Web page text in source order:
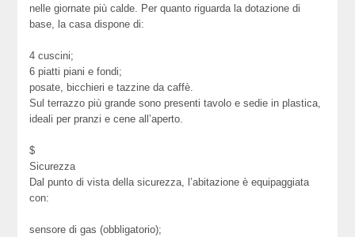
nelle giornate più calde. Per quanto riguarda la dotazione di
base, la casa dispone di:
4 cuscini;
6 piatti piani e fondi;
posate, bicchieri e tazzine da caffè.
Sul terrazzo più grande sono presenti tavolo e sedie in plastica,
ideali per pranzi e cene all’aperto.
$
Sicurezza
Dal punto di vista della sicurezza, l’abitazione è equipaggiata
con:
sensore di gas (obbligatorio);